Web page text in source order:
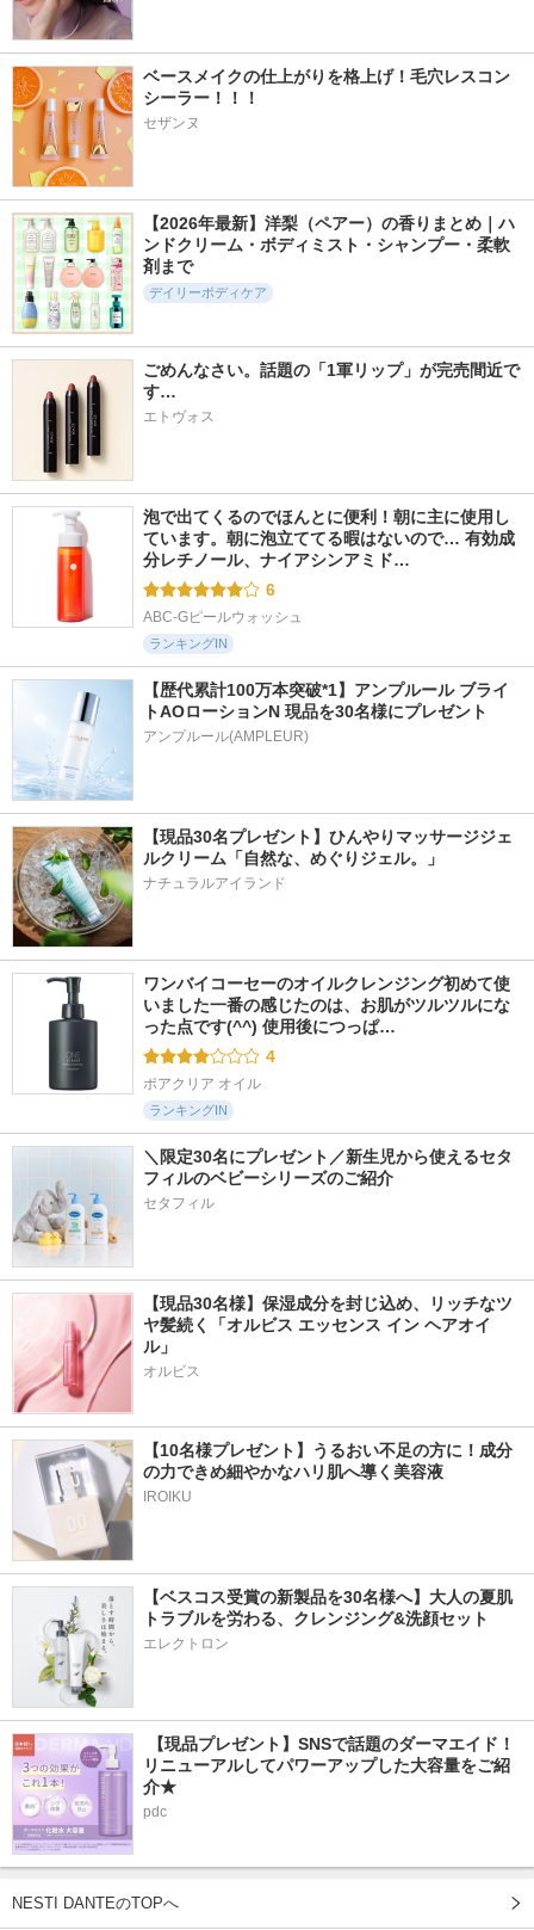
ベースメイクの仕上がりを格上げ！毛穴レスコン
シーラー！！！
セザンヌ
【2026年最新】洋梨（ペアー）の香りまとめ｜ハ
ンドクリーム・ボディミスト・シャンプー・柔軟
剤まで
デイリーボディケア
ごめんなさい。話題の「1軍リップ」が完売間近で
す…
エトヴォス
泡で出てくるのでほんとに便利！朝に主に使用し
ています。朝に泡立ててる暇はないので… 有効成
分レチノール、ナイアシンアミド…
6
ABC-Gピールウォッシュ
ランキングIN
【歴代累計100万本突破*1】アンプルール ブライ
トAOローションN 現品を30名様にプレゼント
アンプルール(AMPLEUR)
【現品30名プレゼント】ひんやりマッサージジェ
ルクリーム「自然な、めぐりジェル。」
ナチュラルアイランド
ワンバイコーセーのオイルクレンジング初めて使
いました一番の感じたのは、お肌がツルツルにな
った点です(^^) 使用後につっぱ…
4
ポアクリア オイル
ランキングIN
＼限定30名にプレゼント／新生児から使えるセタ
フィルのベビーシリーズのご紹介
セタフィル
【現品30名様】保湿成分を封じ込め、リッチなツ
ヤ髪続く「オルビス エッセンス イン ヘアオイ
ル」
オルビス
【10名様プレゼント】うるおい不足の方に！成分
の力できめ細やかなハリ肌へ導く美容液
IROIKU
【ベスコス受賞の新製品を30名様へ】大人の夏肌
トラブルを労わる、クレンジング&洗顔セット
エレクトロン
【現品プレゼント】SNSで話題のダーマエイド！
リニューアルしてパワーアップした大容量をご紹
介★
pdc
NESTI DANTEのTOPへ